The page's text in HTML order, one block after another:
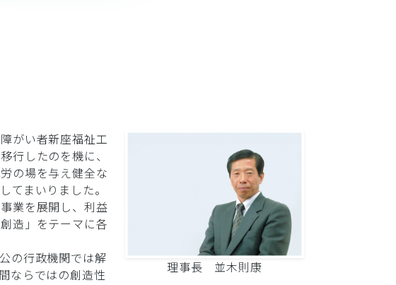
がい者新座福祉工
行したのを機に、
の場を与え健全な
てまいりました。
業を展開し、利益
造」をテーマに各
の行政機関では解
ならではの創造性
理事長 並木則康